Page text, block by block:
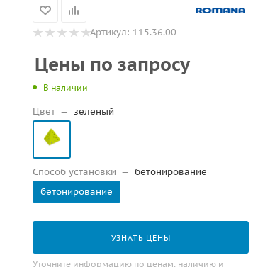
Артикул: 115.36.00
Цены по запросу
В наличии
Цвет — зеленый
Способ установки — бетонирование
бетонирование
УЗНАТЬ ЦЕНЫ
Уточните информацию по ценам, наличию и